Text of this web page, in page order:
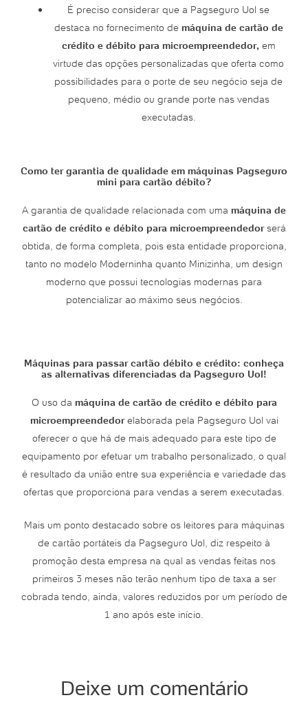
É preciso considerar que a Pagseguro Uol se
destaca no fornecimento de máquina de cartão de
crédito e débito para microempreendedor, em
virtude das opções personalizadas que oferta como
possibilidades para o porte de seu negócio seja de
pequeno, médio ou grande porte nas vendas
executadas.
Como ter garantia de qualidade em máquinas Pagseguro
mini para cartão débito?
A garantia de qualidade relacionada com uma máquina de
cartão de crédito e débito para microempreendedorserá
obtida, de forma completa, pois esta entidade proporciona,
tanto no modelo Moderninha quanto Minizinha, um design
moderno que possui tecnologias modernas para
potencializar ao máximo seus negócios.
Máquinas para passar cartão débito e crédito: conheça
as alternativas diferenciadas da Pagseguro Uol!
O uso da máquina de cartão de crédito e débito para
microempreendedorelaborada pela Pagseguro Uol vai
oferecer o que há de mais adequado para este tipo de
equipamento por efetuar um trabalho personalizado, o qual
é resultado da união entre sua experiência e variedade das
ofertas que proporciona para vendas a serem executadas.
Mais um ponto destacado sobre os leitores para máquinas
de cartão portáteis da Pagseguro Uol, diz respeito à
promoção desta empresa na qual as vendas feitas nos
primeiros 3 meses não terão nenhum tipo de taxa a ser
cobrada tendo, ainda, valores reduzidos por um período de
1 ano após este início.
Deixe um comentário